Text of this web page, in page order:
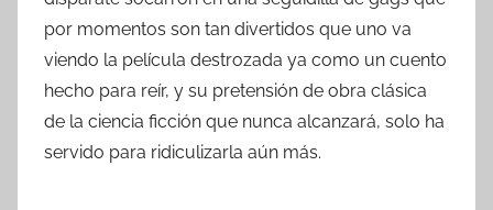
por momentos son tan divertidos que uno va
viendo la película destrozada ya como un cuento
hecho para reír, y su pretensión de obra clásica
de la ciencia ficción que nunca alcanzará, solo ha
servido para ridiculizarla aún más.